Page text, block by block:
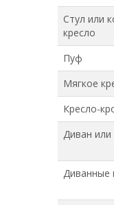
Стул или
кресло
Пуф
Мягкое
Кресло-
Диван
Диванные